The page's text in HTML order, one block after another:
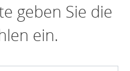
geben Sie die
ein.